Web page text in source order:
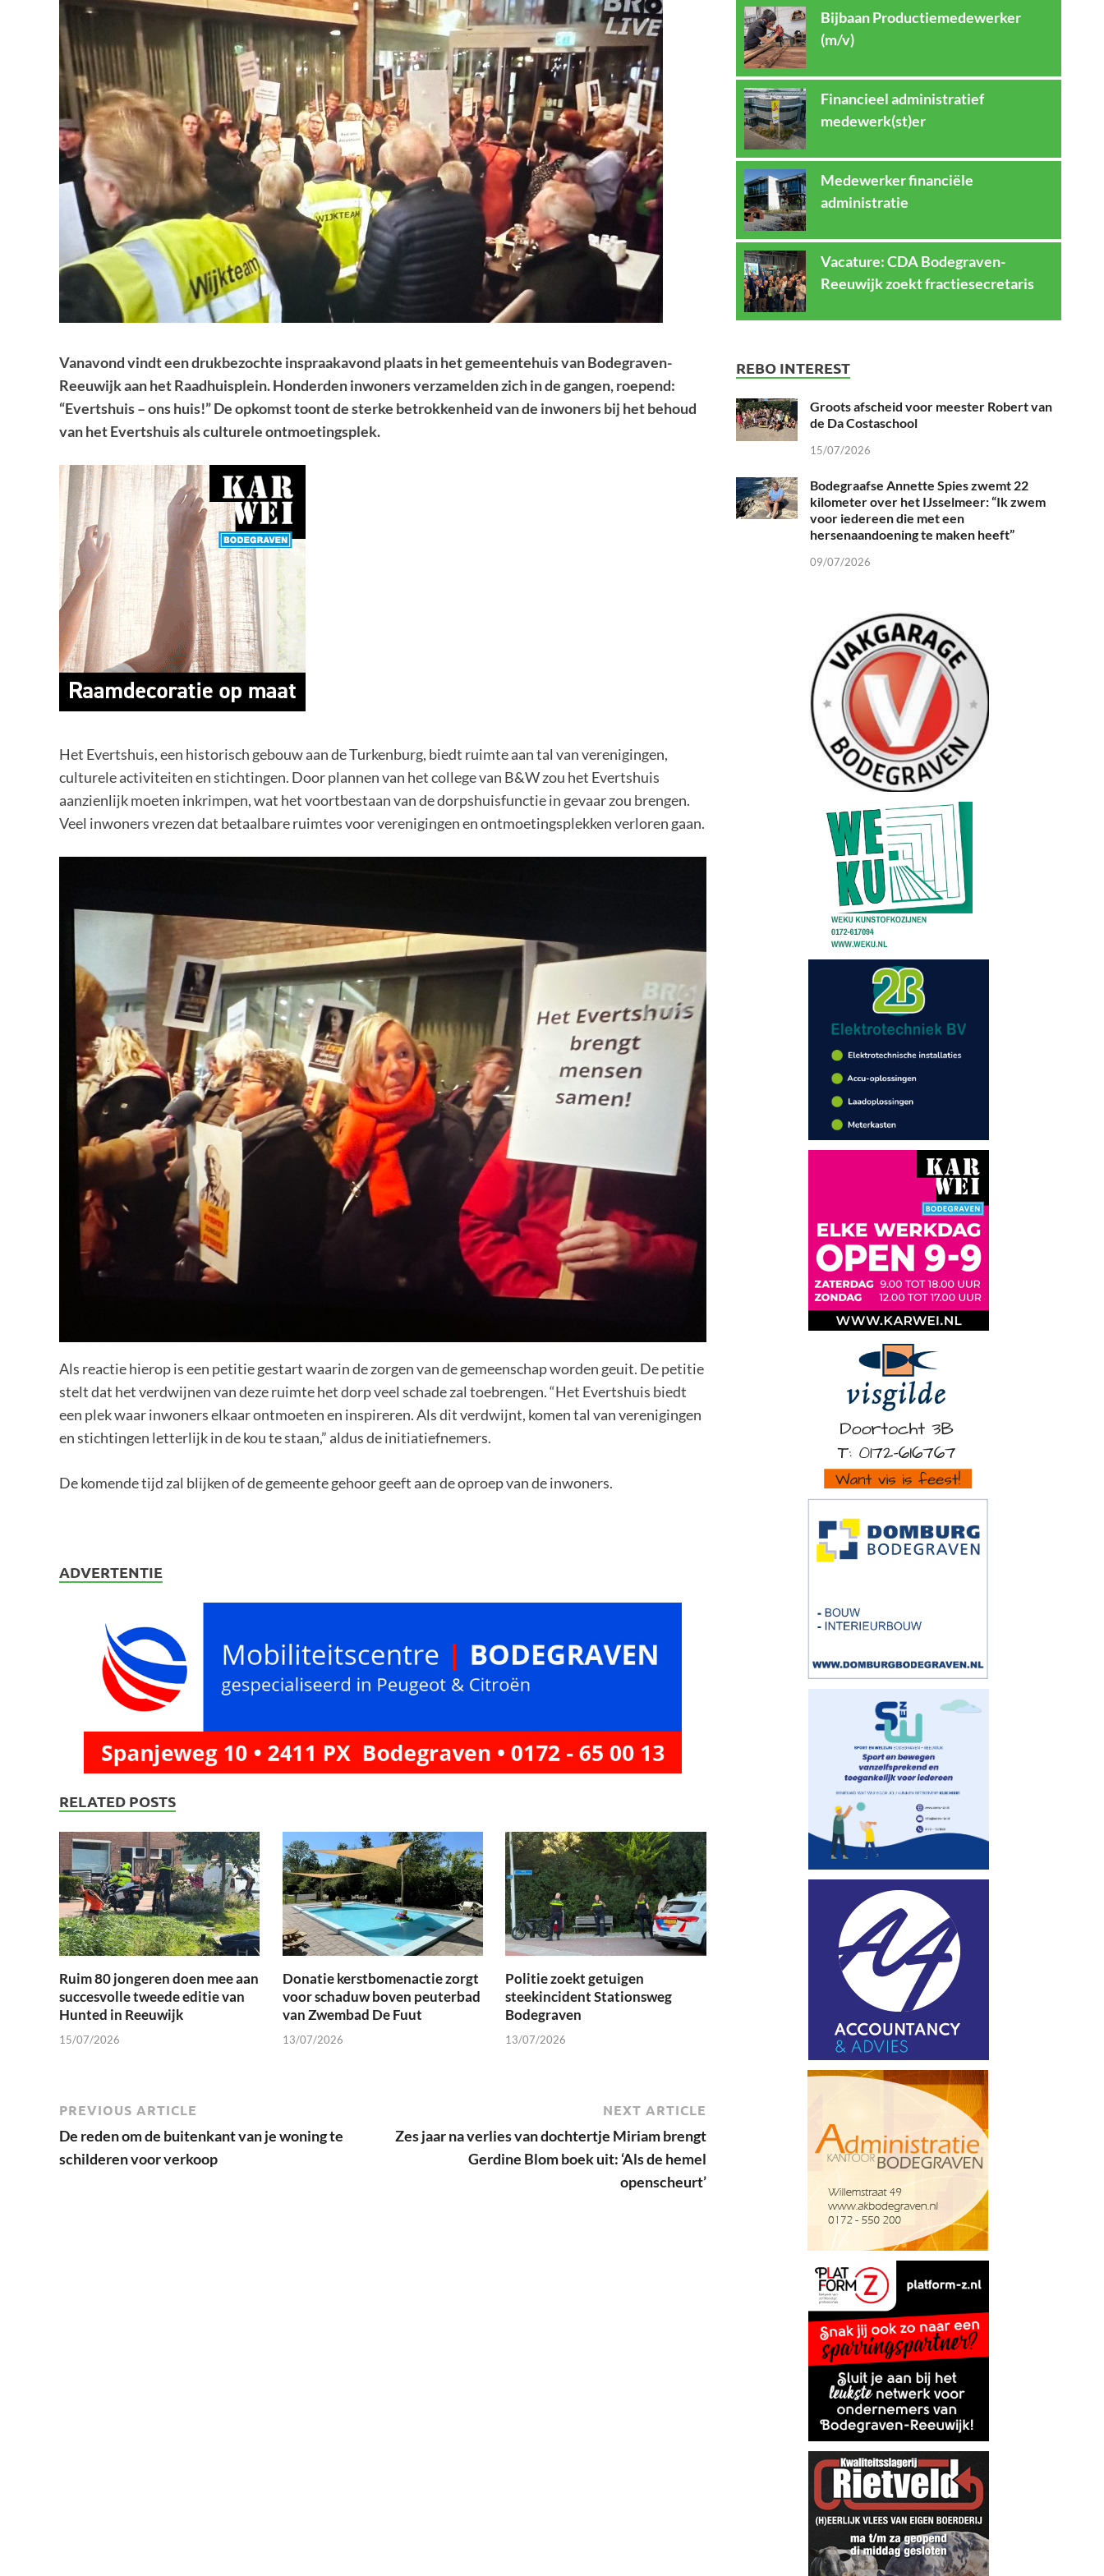
Vanavond vindt een drukbezochte inspraakavond plaats in het gemeentehuis van Bodegraven-
Reeuwijk aan het Raadhuisplein. Honderden inwoners verzamelden zich in de gangen, roepend:
“Evertshuis – ons huis!” De opkomst toont de sterke betrokkenheid van de inwoners bij het behoud
van het Evertshuis als culturele ontmoetingsplek.
Het Evertshuis, een historisch gebouw aan de Turkenburg, biedt ruimte aan tal van verenigingen,
culturele activiteiten en stichtingen. Door plannen van het college van B&W zou het Evertshuis
aanzienlijk moeten inkrimpen, wat het voortbestaan van de dorpshuisfunctie in gevaar zou brengen.
Veel inwoners vrezen dat betaalbare ruimtes voor verenigingen en ontmoetingsplekken verloren gaan.
Als reactie hierop is een petitie gestart waarin de zorgen van de gemeenschap worden geuit. De petitie
stelt dat het verdwijnen van deze ruimte het dorp veel schade zal toebrengen. “Het Evertshuis biedt
een plek waar inwoners elkaar ontmoeten en inspireren. Als dit verdwijnt, komen tal van verenigingen
en stichtingen letterlijk in de kou te staan,” aldus de initiatiefnemers.
De komende tijd zal blijken of de gemeente gehoor geeft aan de oproep van de inwoners.
ADVERTENTIE
RELATED POSTS
Ruim 80 jongeren doen mee aan
succesvolle tweede editie van
Hunted in Reeuwijk
15/07/2026
Donatie kerstbomenactie zorgt
voor schaduw boven peuterbad
van Zwembad De Fuut
13/07/2026
Politie zoekt getuigen
steekincident Stationsweg
Bodegraven
13/07/2026
PREVIOUS ARTICLE
De reden om de buitenkant van je woning te
schilderen voor verkoop
NEXT ARTICLE
Zes jaar na verlies van dochtertje Miriam brengt
Gerdine Blom boek uit: ‘Als de hemel
openscheurt’
Bijbaan Productiemedewerker
(m/v)
Financieel administratief
medewerk(st)er
Medewerker financiële
administratie
Vacature: CDA Bodegraven-
Reeuwijk zoekt fractiesecretaris
REBO INTEREST
Groots afscheid voor meester Robert van
de Da Costaschool
15/07/2026
Bodegraafse Annette Spies zwemt 22
kilometer over het IJsselmeer: “Ik zwem
voor iedereen die met een
hersenaandoening te maken heeft”
09/07/2026